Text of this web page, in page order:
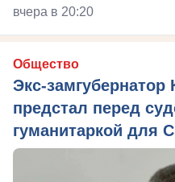
вчера в 20:20
Общество
Экс-замгубернатор
предстал перед
гуманитаркой для